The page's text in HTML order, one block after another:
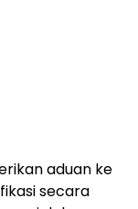
aduan ke
secara